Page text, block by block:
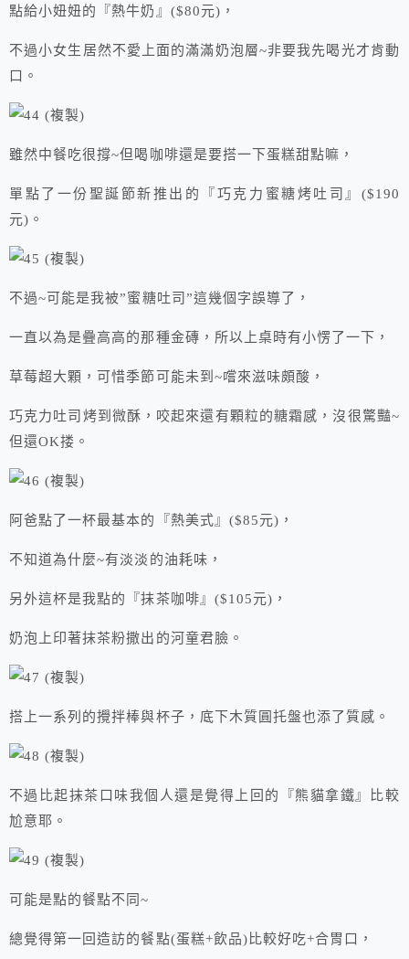
點給小妞妞的『熱牛奶』($80元)，
不過小女生居然不愛上面的滿滿奶泡層~非要我先喝光才肯動
口。
雖然中餐吃很撐~但喝咖啡還是要搭一下蛋糕甜點嘛，
單點了一份聖誕節新推出的『巧克力蜜糖烤吐司』($190
元)。
不過~可能是我被”蜜糖吐司”這幾個字誤導了，
一直以為是疊高高的那種金磚，所以上桌時有小愣了一下，
草莓超大顆，可惜季節可能未到~嚐來滋味頗酸，
巧克力吐司烤到微酥，咬起來還有顆粒的糖霜感，沒很驚豔~
但還OK搂。
阿爸點了一杯最基本的『熱美式』($85元)，
不知道為什麼~有淡淡的油耗味，
另外這杯是我點的『抹茶咖啡』($105元)，
奶泡上印著抹茶粉撒出的河童君臉。
搭上一系列的攪拌棒與杯子，底下木質圓托盤也添了質感。
不過比起抹茶口味我個人還是覺得上回的『熊貓拿鐵』比較
尬意耶。
可能是點的餐點不同~
總覺得第一回造訪的餐點(蛋糕+飲品)比較好吃+合胃口，